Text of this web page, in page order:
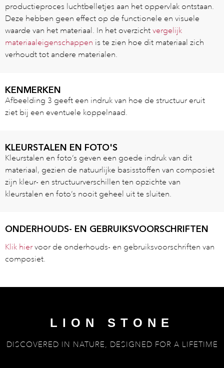
productieproces luchtbelletjes aan het oppervlak ontstaan.
Deze hebben geen effect op de functionele en visuele
waarde van het materiaal. In het overzicht vergelijk
materiaaleigenschappen is te zien hoe dit materiaal zich
verhoudt tot andere materialen.
KENMERKEN
Afbeelding 3 geeft een indruk van hoe de structuur eruit
ziet bij een eventuele koppelnaad.
KLEURSTALEN EN FOTO'S
Kleurstalen en foto’s geven een goede indruk van dit
materiaal, gezien de natuurlijke basisstoffen van composiet
zijn kleur- en structuurverschillen ten opzichte van
kleurstalen en foto’s nooit geheel uit te sluiten.
ONDERHOUDS- EN GEBRUIKSVOORSCHRIFTEN
Klik hiervoor de onderhouds- en gebruiksvoorschriften van
composiet.
LION STONE
DISCOVERED IN NATURE, DESIGNED FOR A LIFETIME